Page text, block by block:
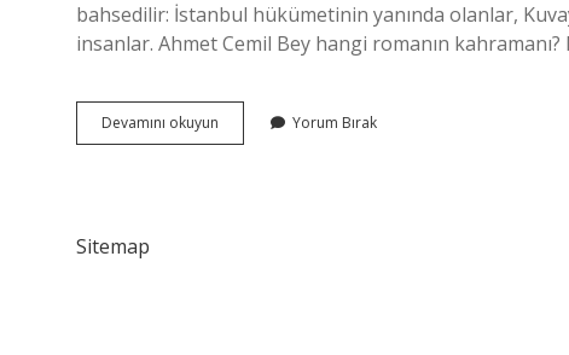
bahsedilir: İstanbul hükümetinin yanında olanlar,
insanlar. Ahmet Cemil Bey hangi romanın
Devamını okuyun
Bey
Yorum Bırak
Sitemap